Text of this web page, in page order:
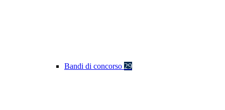
Bandi di concorso 29